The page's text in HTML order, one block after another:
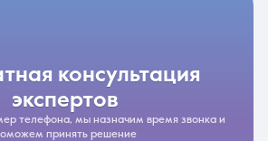
экспертов
телефона, мы назначим время звонка и
принять решение